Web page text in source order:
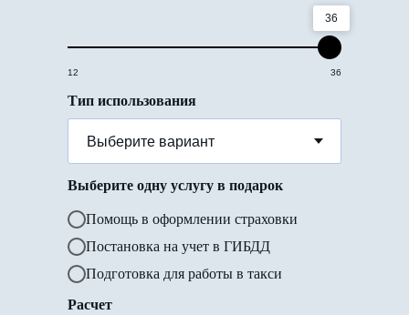
36
12 36
Тип использования
Выберите одну услугу в подарок
Помощь в оформлении страховки
Постановка на учет в ГИБДД
Подготовка для работы в такси
Расчет